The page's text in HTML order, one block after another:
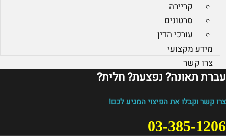
קריירה
סרטונים
עורכי הדין
מידע מקצועי
צרו קשר
עברת תאונה? נפצעת? חלית?​
צרו קשר וקבלו את הפיצוי המגיע לכם!
03-385-1206